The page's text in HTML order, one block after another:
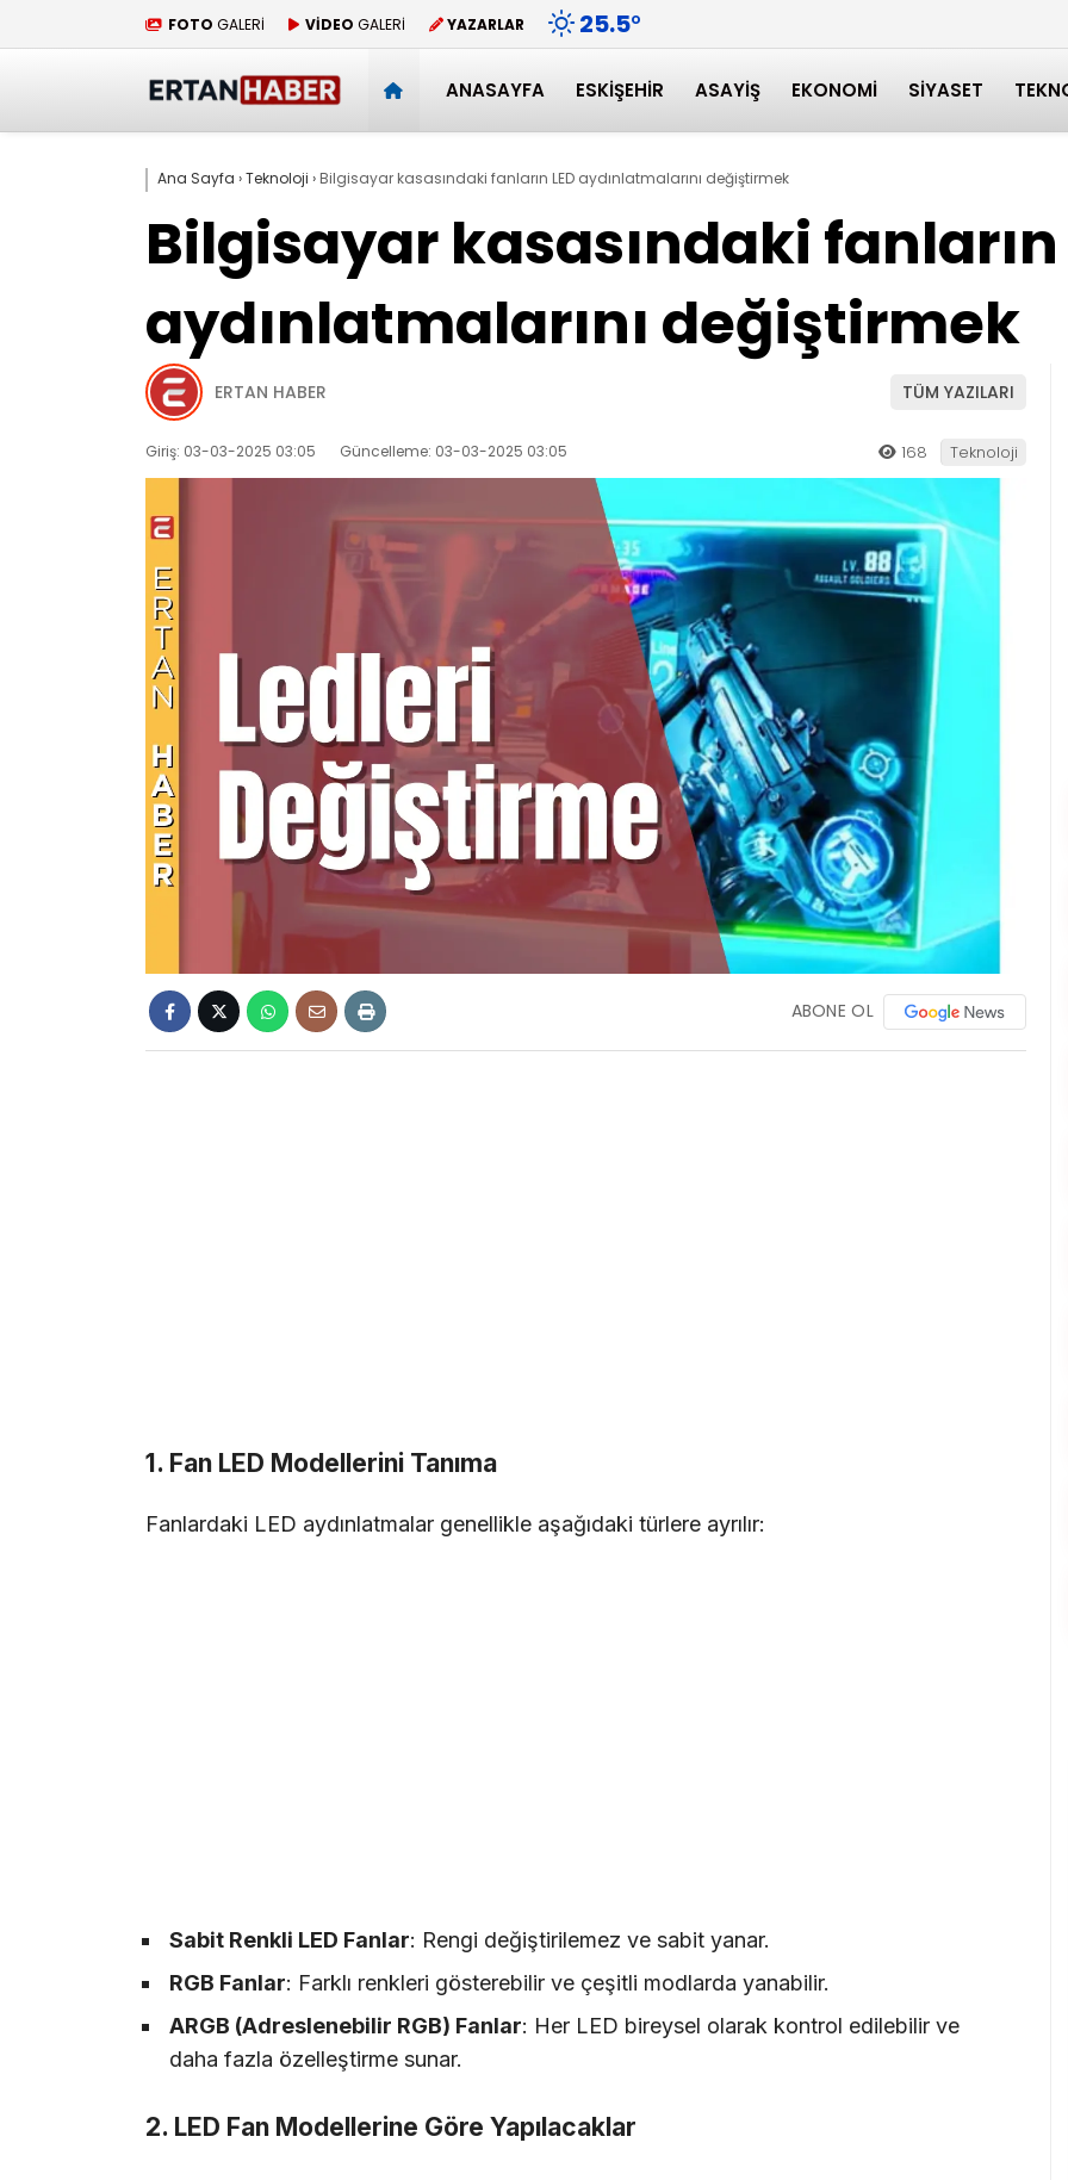
FOTO GALERİ VİDEO GALERİ YAZARLAR 25.5°
ANASAYFA ESKIŞEHIR ASAYIŞ EKONOMI SIYASET
Ana Sayfa ›Teknoloji › Bilgisayar kasasındaki fanların LED aydınlatmalarını değiştirmek
Bilgisayar kasasındaki fanların
aydınlatmalarını değiştirmek
ERTAN HABER TÜM YAZILARI
Giriş: 03-03-2025 03:05 Güncelleme: 03-03-2025 03:05 168 Teknoloji
ABONE OL
1. Fan LED Modellerini Tanıma
Fanlardaki LED aydınlatmalar genellikle aşağıdaki türlere ayrılır:
Sabit Renkli LED Fanlar: Rengi değiştirilemez ve sabit yanar.
RGB Fanlar: Farklı renkleri gösterebilir ve çeşitli modlarda yanabilir.
ARGB (Adreslenebilir RGB) Fanlar: Her LED bireysel olarak kontrol edilebilir ve
daha fazla özelleştirme sunar.
2. LED Fan Modellerine Göre Yapılacaklar